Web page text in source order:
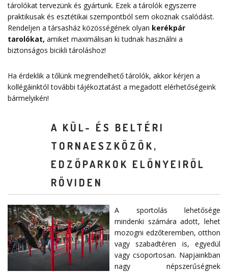
tárolókat tervezünk és gyártunk. Ezek a tárolók egyszerre
praktikusak és esztétikai szempontból sem okoznak csalódást.
Rendeljen a társasház közösségének olyan kerékpár
tarolókat, amiket maximálisan ki tudnak használni a
biztonságos bicikli tároláshoz!
Ha érdeklik a tőlünk megrendelhető tárolók, akkor kérjen a
kollégáinktól további tájékoztatást a megadott elérhetőségeink
bármelyikén!
A KÜL- ÉS BELTÉRI
TORNAESZKÖZÖK,
EDZŐPARKOK ELŐNYEIRŐL
RÖVIDEN
A sportolás lehetősége
mindenki számára adott, lehet
mozogni edzőteremben, otthon
vagy szabadtéren is, egyedül
vagy csoportosan. Napjainkban
nagy népszerűségnek